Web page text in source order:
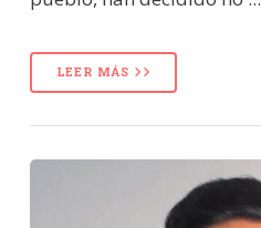
LEER MÁS